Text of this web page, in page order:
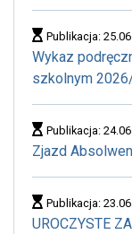
Publikacja:
Wykaz
szkolnym
Publikacja:
Zjazd
Publikacja:
UROCZYSTE